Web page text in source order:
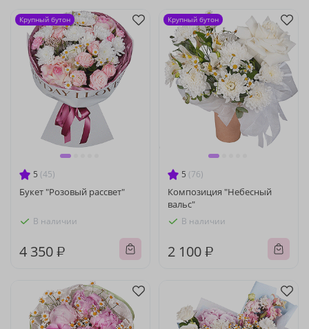
5 (45)
Букет "Розовый рассвет"
В наличии
4 350 ₽
Крупный бутон
5 (76)
Композиция "Небесный
вальс"
В наличии
2 100 ₽
Крупный бутон